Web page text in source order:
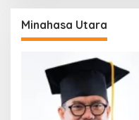
Minahasa Utara